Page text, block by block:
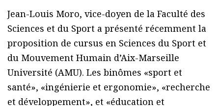
Jean-Louis Moro, vice-doyen de la Faculté des
Sciences et du Sport a présenté récemment la
proposition de cursus en Sciences du Sport et
du Mouvement Humain d’Aix-Marseille
Université (AMU). Les binômes «sport et
santé», «ingénierie et ergonomie», «recherche
et développement», et «éducation et